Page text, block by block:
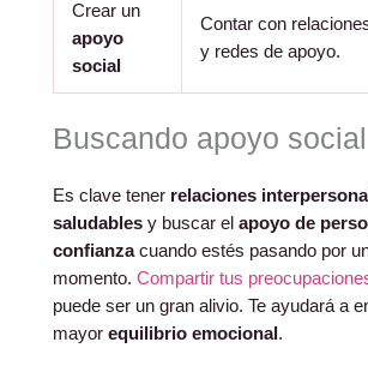
Crear un
apoyo
social
Contar con
y redes de apoyo.
Buscando apoyo social
Es clave tener relaciones
saludables y buscar el apoyo de
confianzacuando estés pasando por
momento. Compartir tus
puede ser un gran alivio. Te ayudará a
mayor equilibrio emocional .